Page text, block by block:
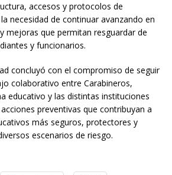
accesos y protocolos de
necesidad de continuar avanzando en
mejoras que permitan resguardar de
y funcionarios.
concluyó con el compromiso de seguir
colaborativo entre Carabineros,
educativo y las distintas instituciones
preventivas que contribuyan a
más seguros, protectores y
escenarios de riesgo.